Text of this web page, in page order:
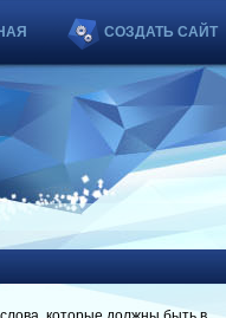
СОЗДАТЬ САЙТ